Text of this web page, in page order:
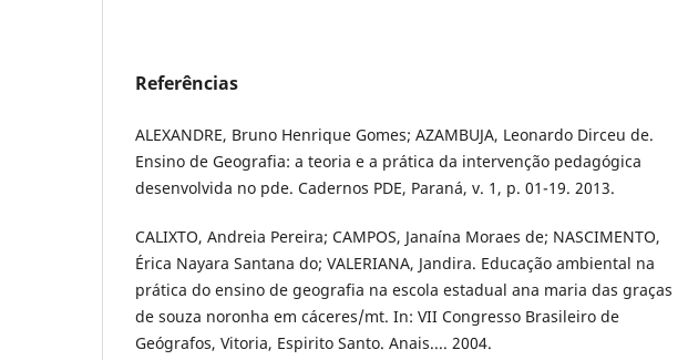
Referências
ALEXANDRE, Bruno Henrique Gomes; AZAMBUJA, Leonardo Dirceu de.
Ensino de Geografia: a teoria e a prática da intervenção pedagógica
desenvolvida no pde. Cadernos PDE, Paraná, v. 1, p. 01-19. 2013.
CALIXTO, Andreia Pereira; CAMPOS, Janaína Moraes de; NASCIMENTO,
Érica Nayara Santana do; VALERIANA, Jandira. Educação ambiental na
prática do ensino de geografia na escola estadual ana maria das graças
de souza noronha em cáceres/mt. In: VII Congresso Brasileiro de
Geógrafos, Vitoria, Espirito Santo. Anais.... 2004.